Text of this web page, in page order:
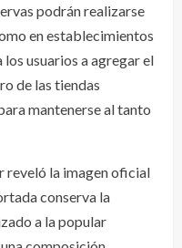
podrán realizarse
en establecimientos
usuarios a agregar el
de las tiendas
mantenerse al tanto
reveló la imagen oficial
conserva la
a la popular